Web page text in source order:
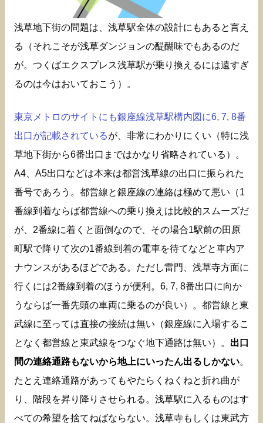
浅草地下街の問題は、浅草駅全体の設計にもあると言え
る（それこそが浅草ダンジョンの醍醐味でもあるのだ
が。つくばエクスプレス浅草駅が乗り換えるには遠すぎ
るのは今はおいておこう）。
東京メトロのサイトにも銀座線浅草駅構内図に6, 7, 8番
出口が記載されているが、非常にわかりにくい（特に浅
草地下街から6番出口まではかなり省略されている）。
A4、A5出口などは本来は都営浅草線の出口に振られた
番号であろう。都営線と銀座線の連絡は極めて悪い（1
番線到着ならば都営線への乗り換えは比較的スムーズだ
が、2番線に着くと面倒なので、その場合1駅前の田原
町駅で降りて次の1番線到着の電車を待てなどと車内ア
ナウンスがあるほどである。ただし雷門、浅草寺方面に
行くには2番線到着のほうが便利。6, 7, 8番出口に向か
うならば一番先頭の車両に乗るのが良い）。都営線と東
武線に至っては直接の接続は無い（銀座線に入場するこ
となく都営線と東武線をつなぐ地下通路は無い）。 出口
間の連絡通路もないから地上にいったん出るしかない。
たとえ連絡通路があってもやたらくねくねと折れ曲が
り、階段を昇り降りさせられる。浅草駅に入るものはす
べての希望を捨てねばならない。浅草寺もしくは東武方